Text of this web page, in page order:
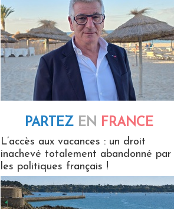
PARTEZ EN FRANCE
L’accès aux vacances : un droit
inachevé totalement abandonné par
les politiques français !